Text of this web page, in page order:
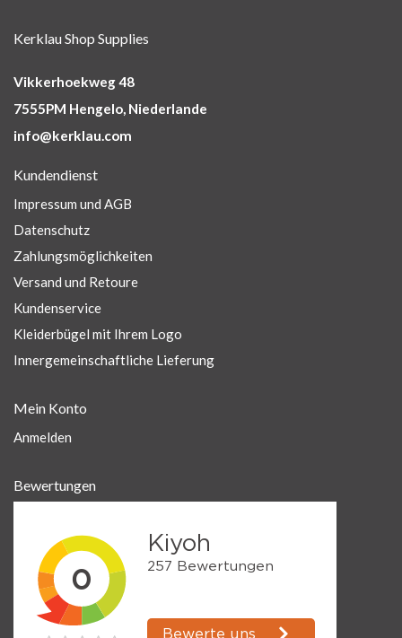
Kerklau Shop Supplies
Vikkerhoekweg 48
7555PM Hengelo, Niederlande
info@kerklau.com
Kundendienst
Impressum und AGB
Datenschutz
Zahlungsmöglichkeiten
Versand und Retoure
Kundenservice
Kleiderbügel mit Ihrem Logo
Innergemeinschaftliche Lieferung
Mein Konto
Anmelden
Bewertungen